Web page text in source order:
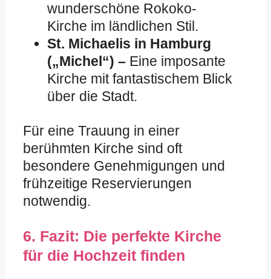
wunderschöne Rokoko-
Kirche im ländlichen Stil.
St. Michaelis in Hamburg
(„Michel“) – Eine imposante
Kirche mit fantastischem Blick
über die Stadt.
Für eine Trauung in einer
berühmten Kirche sind oft
besondere Genehmigungen und
frühzeitige Reservierungen
notwendig.
6. Fazit: Die perfekte Kirche
für die Hochzeit finden